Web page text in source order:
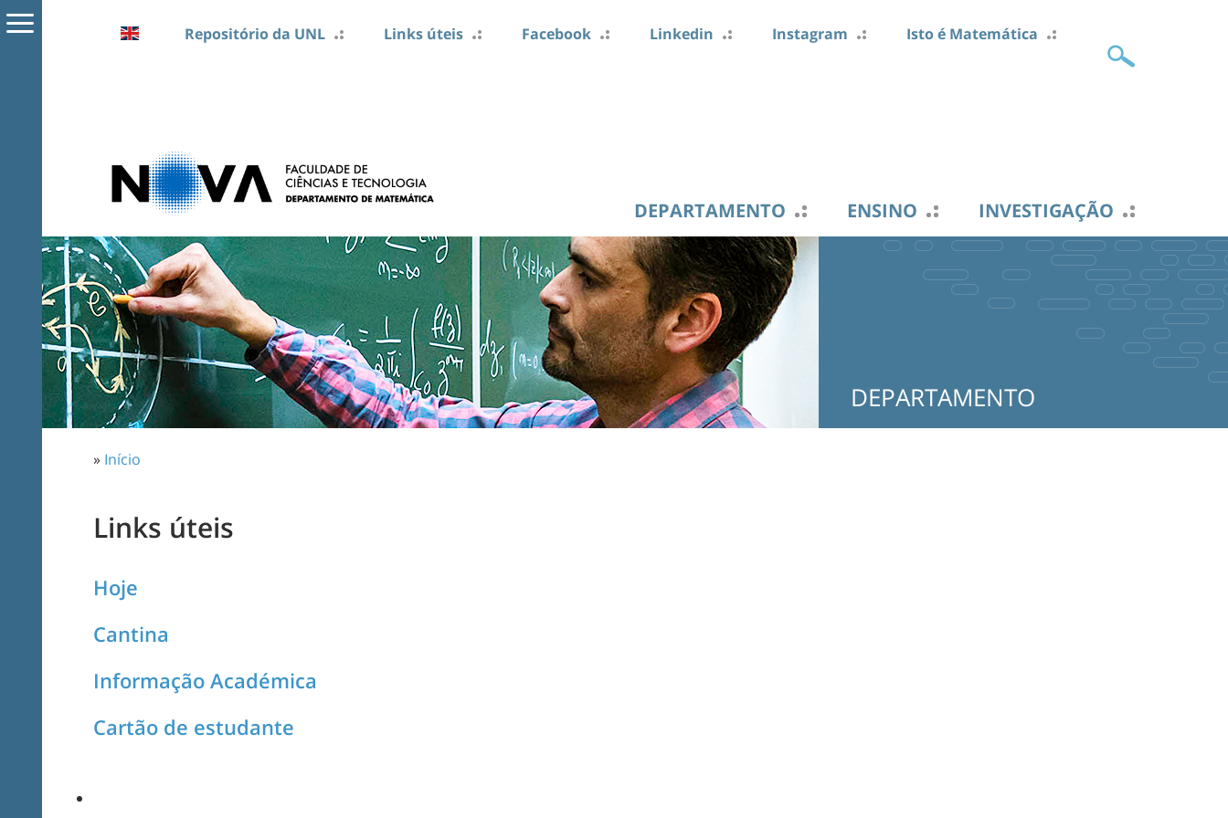
Repositório da UNL Links úteis Facebook Linkedin Instagram Isto é Matemática
DEPARTAMENTO ENSINO INVESTIGAÇÃO
DEPARTAMENTO
» Início
Links úteis
Hoje
Cantina
Informação Académica
Cartão de estudante